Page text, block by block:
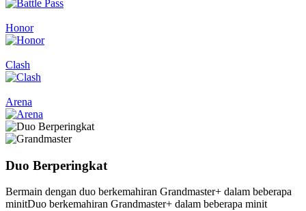
Honor
Clash
Arena
Duo Berperingkat
Bermain dengan duo berkemahiran Grandmaster+ dalam beberapa
minitDuo berkemahiran Grandmaster+ dalam beberapa minit